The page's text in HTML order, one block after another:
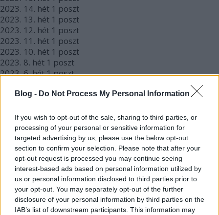
Blog - Do Not Process My Personal Information
If you wish to opt-out of the sale, sharing to third parties, or
processing of your personal or sensitive information for
targeted advertising by us, please use the below opt-out
section to confirm your selection. Please note that after your
opt-out request is processed you may continue seeing
interest-based ads based on personal information utilized by
us or personal information disclosed to third parties prior to
your opt-out. You may separately opt-out of the further
disclosure of your personal information by third parties on the
IAB’s list of downstream participants. This information may
2023. 14. hét 1 poszt
2023. 13. hét 1 poszt
2023. 12. hét 1 poszt
2023. 11. hét 1 poszt
2023. 10. hét 1 poszt
2023. 8. hét 1 poszt
2023.6. hét1poszt
2023.1. hét 1 poszt
2022.46. hét 1 poszt
2022.42. hét 1poszt
2022.40. hét1poszt
2022.39. hét1poszt
2022.38. hét 1poszt
2022.37. hét1poszt
2022. 36. hét1poszt
2022.35. hét1 poszt
2022.34. hét1poszt